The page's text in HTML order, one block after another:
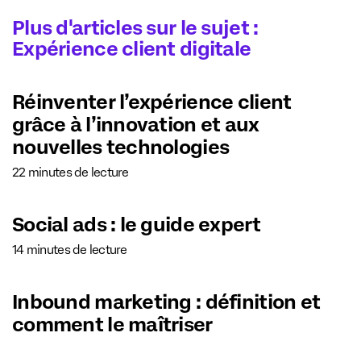
Plus d'articles sur le sujet :
Expérience client digitale
Réinventer l’expérience client
grâce à l’innovation et aux
nouvelles technologies
22 minutes de lecture
Social ads : le guide expert
14 minutes de lecture
Inbound marketing : définition et
comment le maîtriser